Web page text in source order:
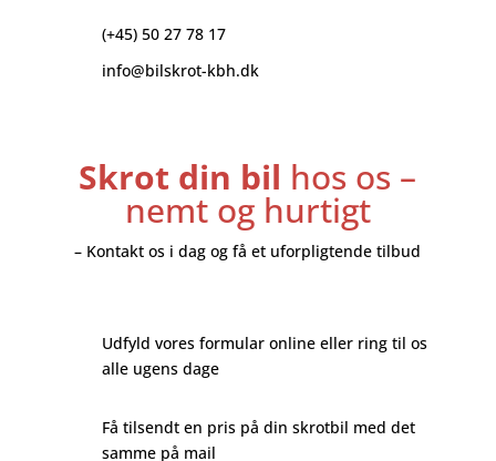
(+45) 50 27 78 17
info@bilskrot-kbh.dk
Skrot din bil hos os –
nemt og hurtigt
– Kontakt os i dag og få et uforpligtende tilbud
Udfyld vores formular online eller ring til os
alle ugens dage
Få tilsendt en pris på din skrotbil med det
samme på mail